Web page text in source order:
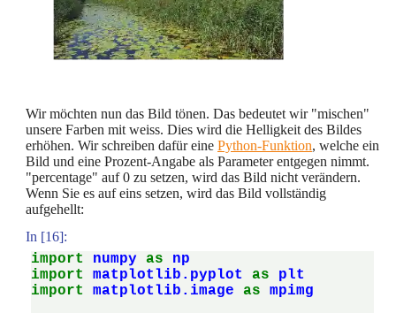
Wir möchten nun das Bild tönen. Das bedeutet wir "mischen"
unsere Farben mit weiss. Dies wird die Helligkeit des Bildes
erhöhen. Wir schreiben dafür eine Python-Funktion, welche ein
Bild und eine Prozent-Angabe als Parameter entgegen nimmt.
"percentage" auf 0 zu setzen, wird das Bild nicht verändern.
Wenn Sie es auf eins setzen, wird das Bild vollständig
aufgehellt:
In [16]:
import numpy as
np
import
matplotlib.pyplot as
plt
import
matplotlib.image as
mpimg